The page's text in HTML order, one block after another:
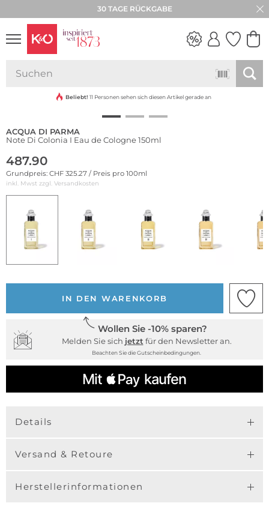
30 TAGE RÜCKGABE
VIBES
Beliebt! 11 Personen sehen sich diesen Artikel gerade an
ACQUA DI PARMA
Note Di Colonia I Eau de Cologne 150ml
487.90
Grundpreis: CHF 325.27 / Preis pro 100ml
inkl. Mwst zzgl. Versandkosten
IN DEN WARENKORB
Wollen Sie -10% sparen?
Melden Sie sich jetzt für den Newsletter an.
Beachten Sie die Gutscheinbedingungen.
Details
Versand & Retoure
Herstellerinformationen